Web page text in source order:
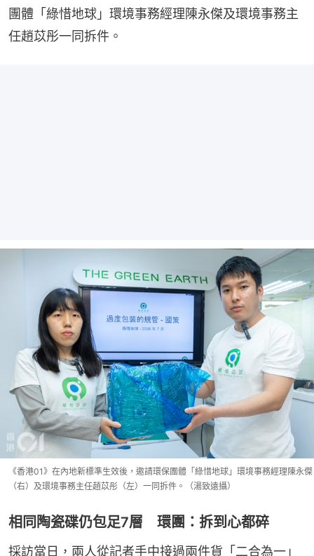
團體「綠惜地球」環境事務經理陳永傑及環境事務主
任趙苡彤一同拆件。
《香港01》在內地新標準生效後，邀請環保團體「綠惜地球」環境事務經理陳永傑
（右）及環境事務主任趙苡彤（左）一同拆件。（湯致遠攝）
相同陶瓷碟仍包足7層 環團：拆到心都碎
採訪當日，兩人從記者手中接過兩件貨「二合為一」